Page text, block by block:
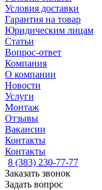
Условия доставки
Гарантия на товар
Юридическим лицам
Статьи
Вопрос-ответ
Компания
О компании
Новости
Услуги
Монтаж
Отзывы
Вакансии
Контакты
Контакты
8 (383) 230-77-77
Заказать звонок
Задать вопрос